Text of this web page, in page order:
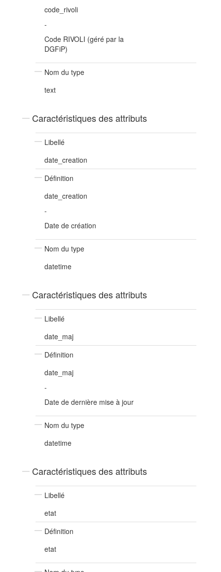
code_rivoli
-
Code RIVOLI (géré par la
DGFiP)
Nom du type
text
Caractéristiques des attributs
Libellé
date_creation
Définition
date_creation
-
Date de création
Nom du type
datetime
Caractéristiques des attributs
Libellé
date_maj
Définition
date_maj
-
Date de dernière mise à jour
Nom du type
datetime
Caractéristiques des attributs
Libellé
etat
Définition
etat